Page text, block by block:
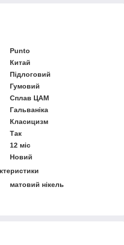
Punto
Китай
Підлоговий
Гумовий
Сплав ЦАМ
Гальваніка
Класицизм
Так
12 міс
Новий
матовий нікель